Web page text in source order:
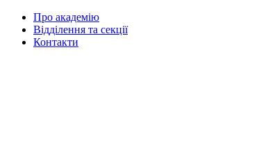
Про академію
Відділення та секції
Контакти